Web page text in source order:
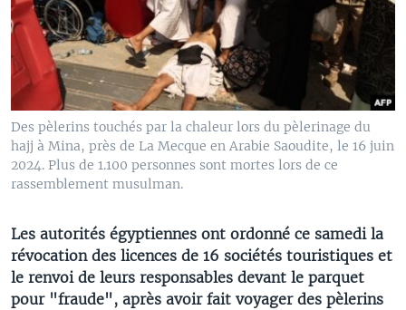
Des pèlerins touchés par la chaleur lors du pèlerinage du
hajj à Mina, près de La Mecque en Arabie Saoudite, le 16 juin
2024. Plus de 1.100 personnes sont mortes lors de ce
rassemblement musulman.
Les autorités égyptiennes ont ordonné ce samedi la
révocation des licences de 16 sociétés touristiques et
le renvoi de leurs responsables devant le parquet
pour "fraude", après avoir fait voyager des pèlerins